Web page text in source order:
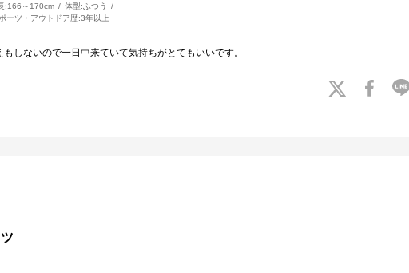
:166～170cm 体型: ふつう
ーツ・アウトドア歴:3年以上
しないので一日中来ていて気持ちがとてもいいです。